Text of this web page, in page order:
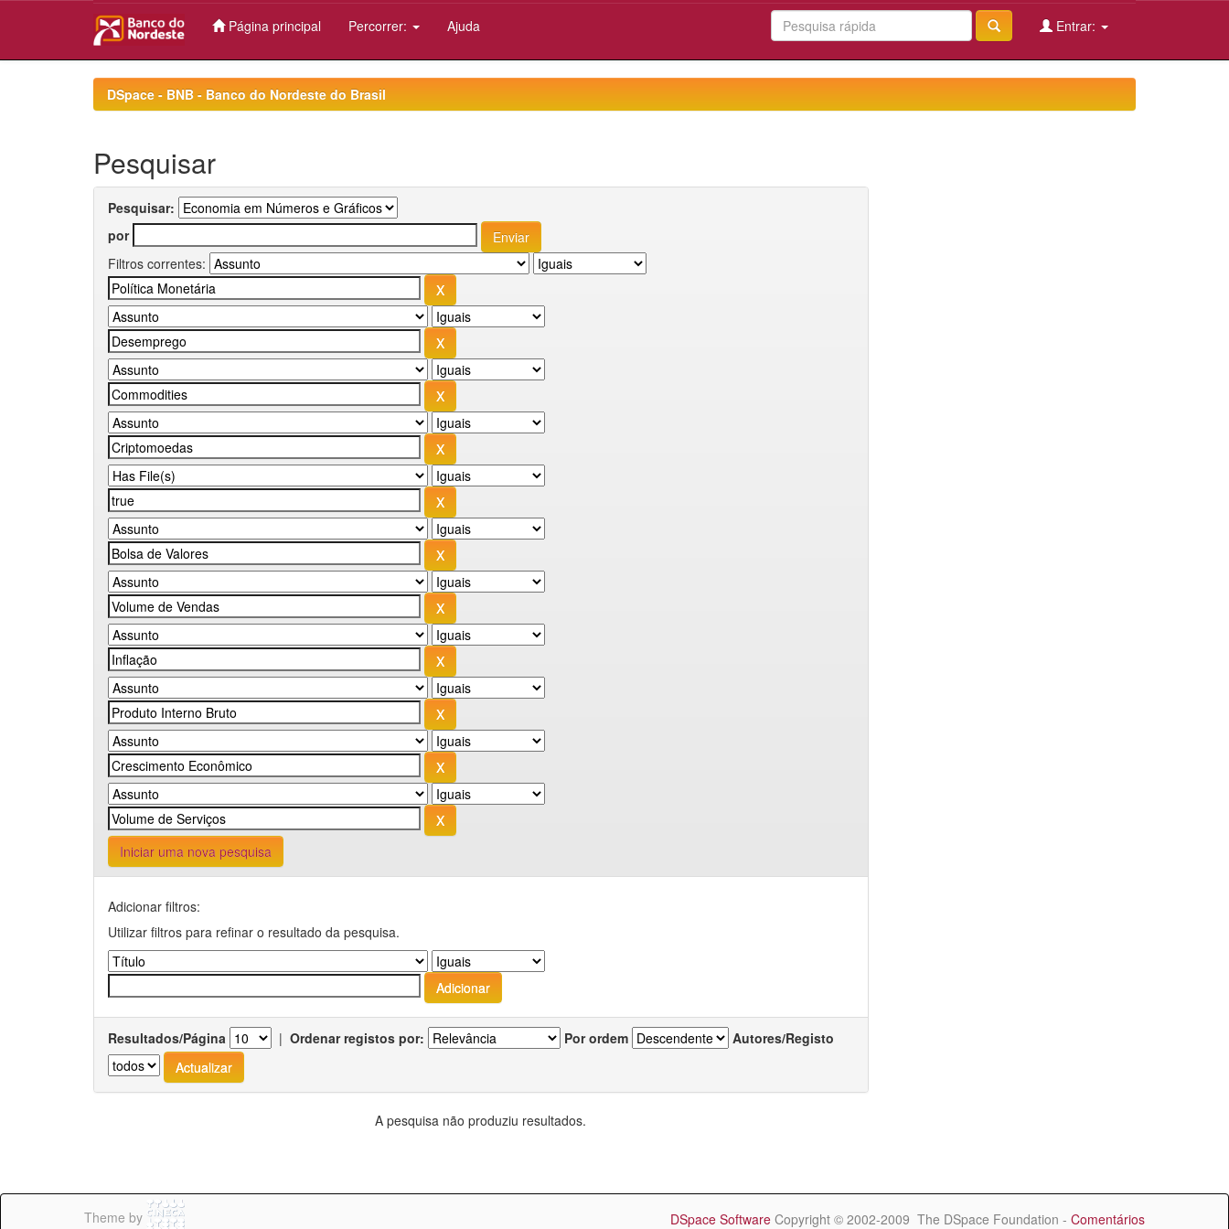
Página principal Percorrer: Ajuda Entrar:
DSpace - BNB - Banco do Nordeste do Brasil
Pesquisar
Pesquisar:
por
Filtros correntes:
Iniciar uma nova pesquisa
Adicionar filtros:
Utilizar filtros para refinar o resultado da pesquisa.
Resultados/Página | Ordenar registos por: Por ordem Autores/Registo
A pesquisa não produziu resultados.
Theme by DSpace Software Copyright © 2002-2009 The DSpace Foundation - Comentários